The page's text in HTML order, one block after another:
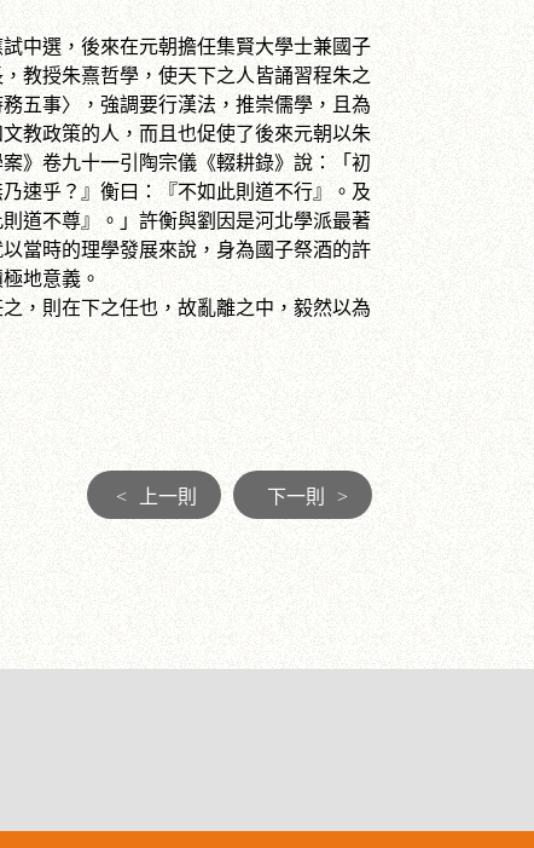
選，後來在元朝擔任集賢大學士兼國子
教授朱熹哲學，使天下之人皆誦習程朱之
五事〉，強調要行漢法，推崇儒學，且為
教政策的人，而且也促使了後來元朝以朱
》卷九十一引陶宗儀《輟耕錄》說：「初
速乎？』衡曰：『不如此則道不行』。及
道不尊』。」許衡與劉因是河北學派最著
當時的理學發展來說，身為國子祭酒的許
地意義。
則在下之任也，故亂離之中，毅然以為
< 上一則 下一則 >